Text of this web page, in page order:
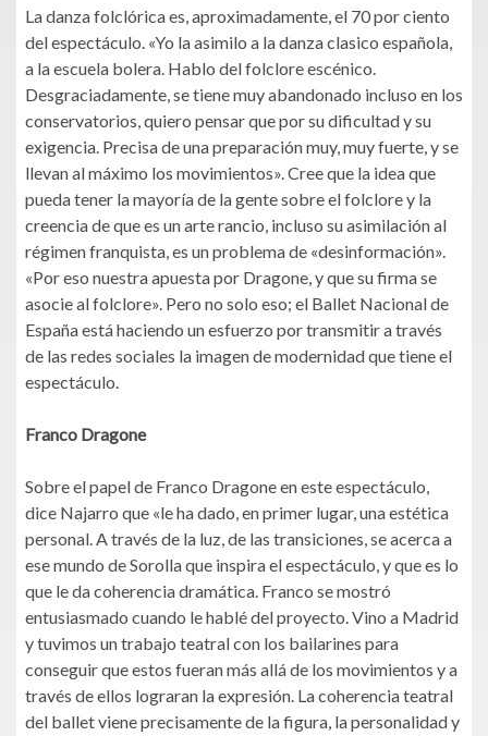
La danza folclórica es, aproximadamente, el 70 por ciento
del espectáculo. «Yo la asimilo a la danza clasico española,
a la escuela bolera. Hablo del folclore escénico.
Desgraciadamente, se tiene muy abandonado incluso en los
conservatorios, quiero pensar que por su dificultad y su
exigencia. Precisa de una preparación muy, muy fuerte, y se
llevan al máximo los movimientos». Cree que la idea que
pueda tener la mayoría de la gente sobre el folclore y la
creencia de que es un arte rancio, incluso su asimilación al
régimen franquista, es un problema de «desinformación».
«Por eso nuestra apuesta por Dragone, y que su firma se
asocie al folclore». Pero no solo eso; el Ballet Nacional de
España está haciendo un esfuerzo por transmitir a través
de las redes sociales la imagen de modernidad que tiene el
espectáculo.
Franco Dragone
Sobre el papel de Franco Dragone en este espectáculo,
dice Najarro que «le ha dado, en primer lugar, una estética
personal. A través de la luz, de las transiciones, se acerca a
ese mundo de Sorolla que inspira el espectáculo, y que es lo
que le da coherencia dramática. Franco se mostró
entusiasmado cuando le hablé del proyecto. Vino a Madrid
y tuvimos un trabajo teatral con los bailarines para
conseguir que estos fueran más allá de los movimientos y a
través de ellos lograran la expresión. La coherencia teatral
del ballet viene precisamente de la figura, la personalidad y